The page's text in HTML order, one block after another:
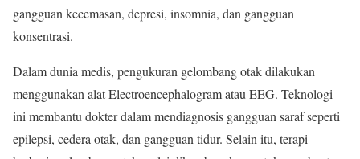
gangguan kecemasan, depresi, insomnia, dan gangguan
konsentrasi.
Dalam dunia medis, pengukuran gelombang otak dilakukan
menggunakan alat Electroencephalogram atau EEG. Teknologi
ini membantu dokter dalam mendiagnosis gangguan saraf seperti
epilepsi, cedera otak, dan gangguan tidur. Selain itu, terapi